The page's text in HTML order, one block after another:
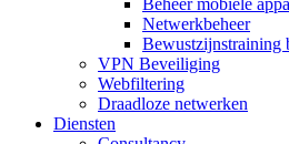
Beheer mobiele
Netwerkbeheer
Bewustzijnstraining
VPN Beveiliging
Webfiltering
Draadloze netwerken
Diensten